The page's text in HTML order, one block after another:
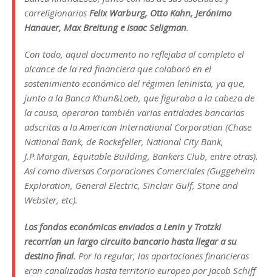
correligionarios Felix Warburg, Otto Kahn, Jerónimo
Hanauer, Max Breitung e Isaac Seligman.
Con todo, aquel documento no reflejaba al completo el
alcance de la red financiera que colaboró en el
sostenimiento económico del régimen leninista, ya que,
junto a la Banca Khun&Loeb, que figuraba a la cabeza de
la causa, operaron también varias entidades bancarias
adscritas a la American International Corporation (Chase
National Bank, de Rockefeller, National City Bank,
J.P.Morgan, Equitable Building, Bankers Club, entre otras).
Así como diversas Corporaciones Comerciales (Guggeheim
Exploration, General Electric, Sinclair Gulf, Stone and
Webster, etc).
Los fondos económicos enviados a Lenin y Trotzki
recorrían un largo circuito bancario hasta llegar a su
destino final. Por lo regular, las aportaciones financieras
eran canalizadas hasta territorio europeo por Jacob Schiff